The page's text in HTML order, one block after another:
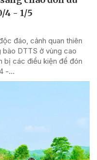
4 - 1/5
đáo, cảnh quan thiên
bào DTTS ở vùng cao
bị các điều kiện để đón
-...